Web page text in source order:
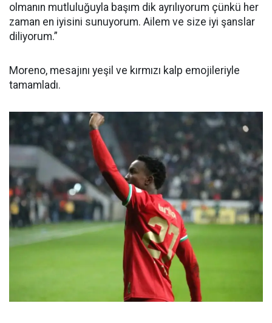
olmanın mutluluğuyla başım dik ayrılıyorum çünkü her
zaman en iyisini sunuyorum. Ailem ve size iyi şanslar
diliyorum.”
Moreno, mesajını yeşil ve kırmızı kalp emojileriyle
tamamladı.